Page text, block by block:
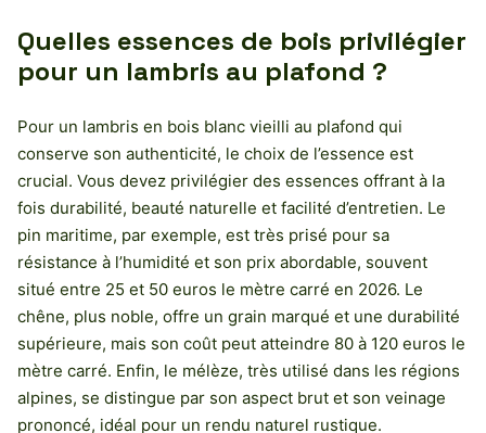
Quelles essences de bois privilégier
pour un lambris au plafond ?
Pour un lambris en bois blanc vieilli au plafond qui
conserve son authenticité, le choix de l’essence est
crucial. Vous devez privilégier des essences offrant à la
fois durabilité, beauté naturelle et facilité d’entretien. Le
pin maritime, par exemple, est très prisé pour sa
résistance à l’humidité et son prix abordable, souvent
situé entre 25 et 50 euros le mètre carré en 2026. Le
chêne, plus noble, offre un grain marqué et une durabilité
supérieure, mais son coût peut atteindre 80 à 120 euros le
mètre carré. Enfin, le mélèze, très utilisé dans les régions
alpines, se distingue par son aspect brut et son veinage
prononcé, idéal pour un rendu naturel rustique.